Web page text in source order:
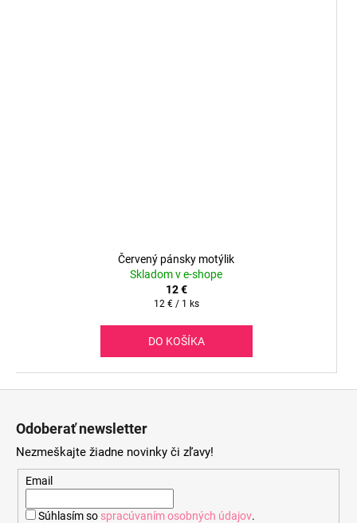
Červený pánsky motýlik
Skladom v e-shope
12 €
Jednotková
12 € / 1 ks
DO KOŠÍKA
Odoberať newsletter
Nezmeškajte žiadne novinky či zľavy!
Email
Súhlasím so spracúvaním osobných údajov.